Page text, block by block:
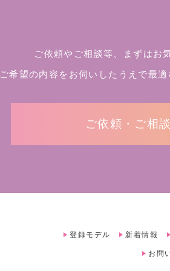
ご依頼やご相談等、まずはお
ご希望の内容をお伺いしたうえで最適
ご依頼・ご相
登録モデル 新着情報
お問